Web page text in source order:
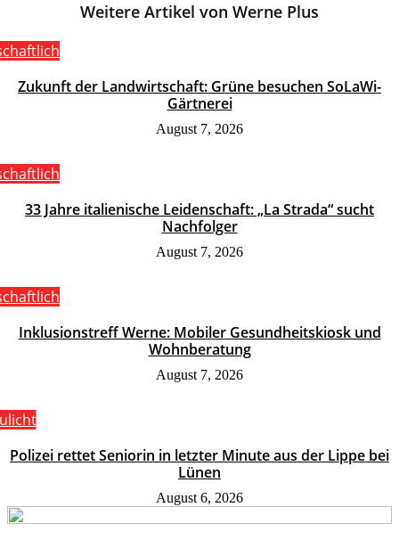
Weitere Artikel von Werne Plus
Zukunft der Landwirtschaft: Grüne besuchen SoLaWi-
Gärtnerei
August 7, 2026
33 Jahre italienische Leidenschaft: „La Strada“ sucht
Nachfolger
August 7, 2026
Inklusionstreff Werne: Mobiler Gesundheitskiosk und
Wohnberatung
August 7, 2026
Polizei rettet Seniorin in letzter Minute aus der Lippe bei
Lünen
August 6, 2026